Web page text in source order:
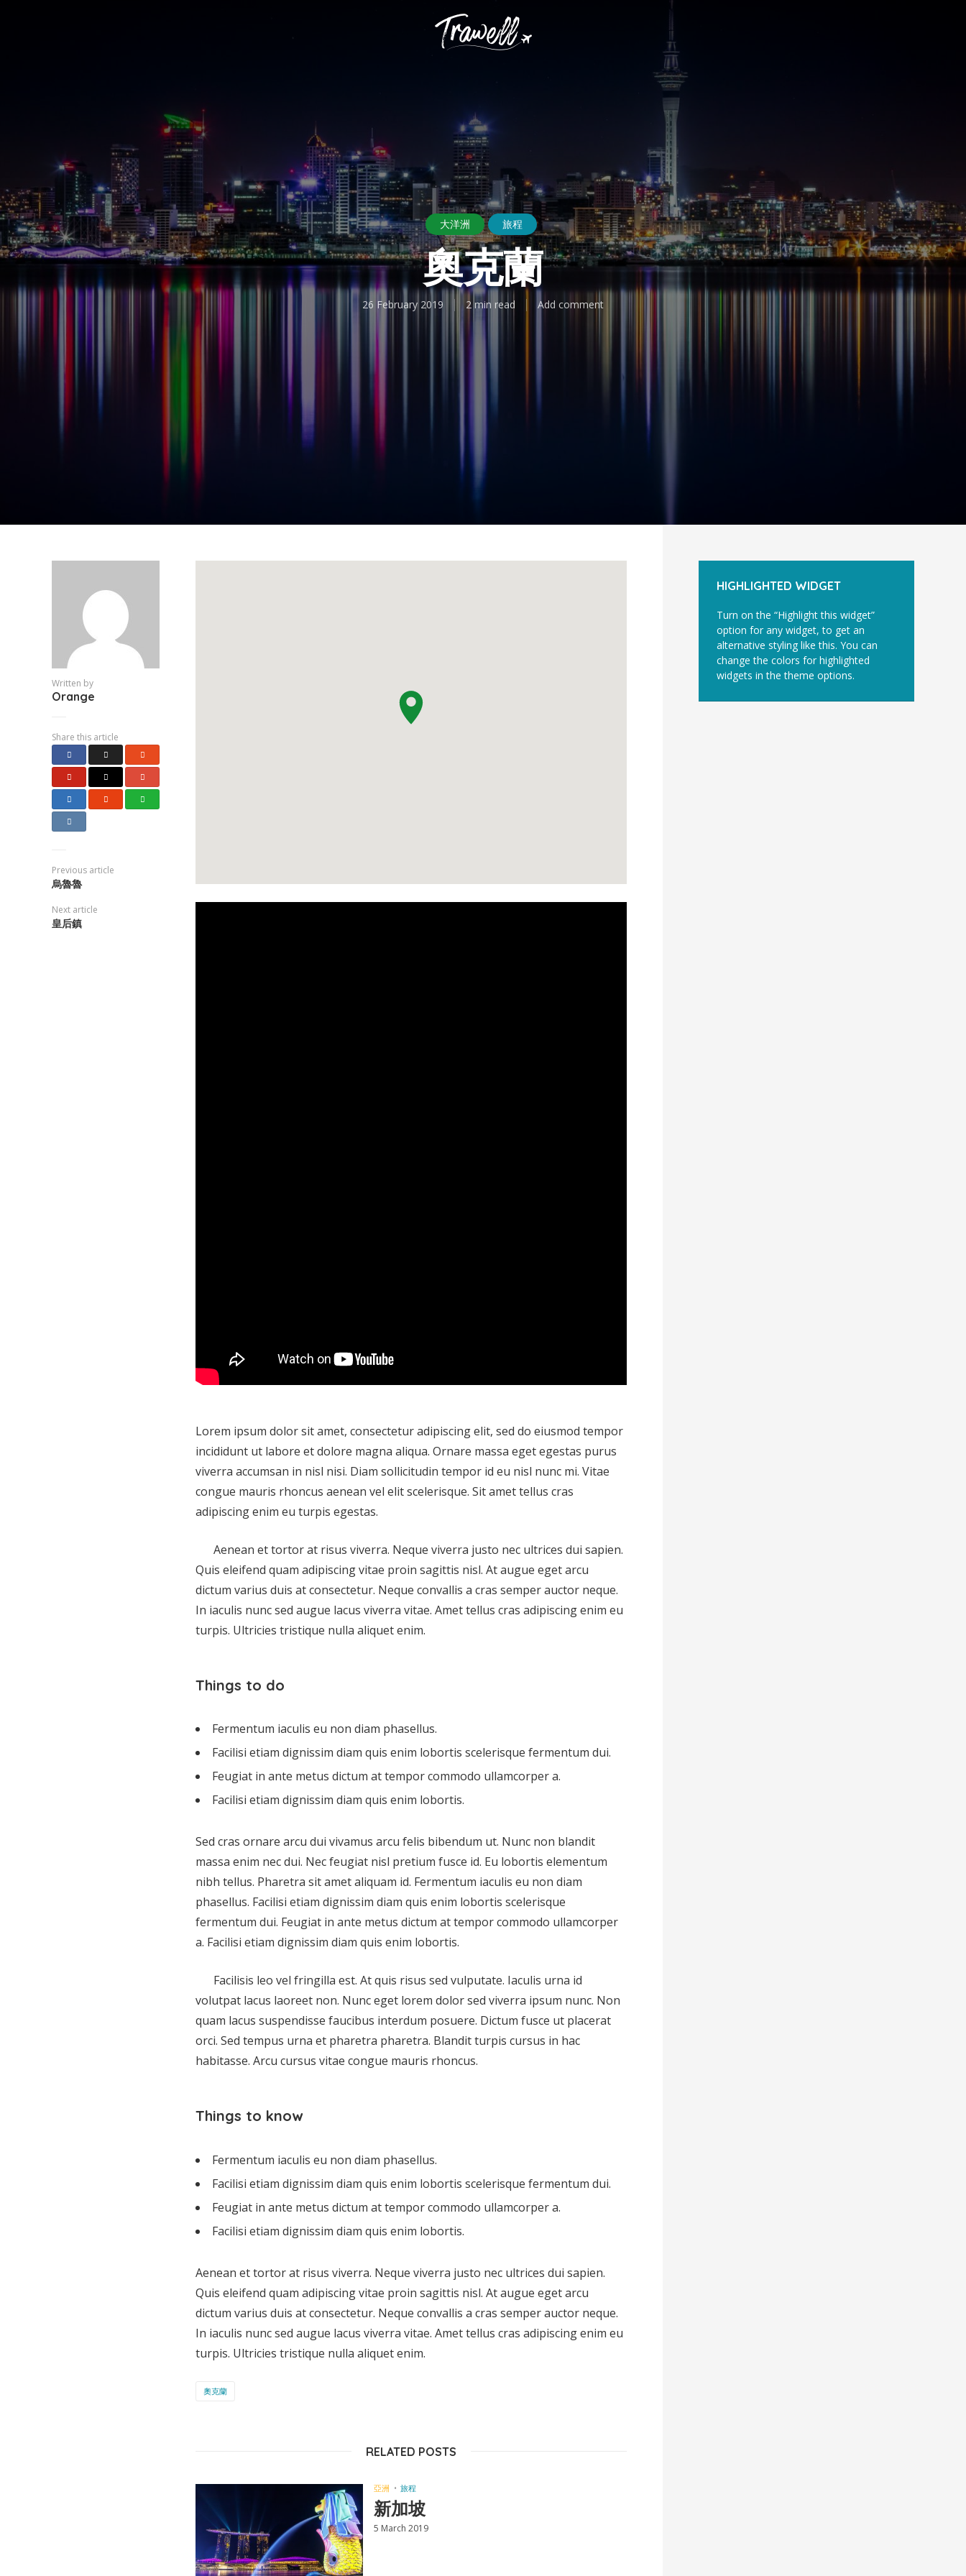
大洋洲 旅程
奧克蘭
26 February 2019 2 min read Add comment
Written by
Orange
Share this article
Previous article
烏魯魯
Next article
皇后鎮
Lorem ipsum dolor sit amet, consectetur adipiscing elit, sed do eiusmod tempor
incididunt ut labore et dolore magna aliqua. Ornare massa eget egestas purus
viverra accumsan in nisl nisi. Diam sollicitudin tempor id eu nisl nunc mi. Vitae
congue mauris rhoncus aenean vel elit scelerisque. Sit amet tellus cras
adipiscing enim eu turpis egestas.
Aenean et tortor at risus viverra. Neque viverra justo nec ultrices dui sapien.
Quis eleifend quam adipiscing vitae proin sagittis nisl. At augue eget arcu
dictum varius duis at consectetur. Neque convallis a cras semper auctor neque.
In iaculis nunc sed augue lacus viverra vitae. Amet tellus cras adipiscing enim eu
turpis. Ultricies tristique nulla aliquet enim.
Things to do
Fermentum iaculis eu non diam phasellus.
Facilisi etiam dignissim diam quis enim lobortis scelerisque fermentum dui.
Feugiat in ante metus dictum at tempor commodo ullamcorper a.
Facilisi etiam dignissim diam quis enim lobortis.
Sed cras ornare arcu dui vivamus arcu felis bibendum ut. Nunc non blandit
massa enim nec dui. Nec feugiat nisl pretium fusce id. Eu lobortis elementum
nibh tellus. Pharetra sit amet aliquam id. Fermentum iaculis eu non diam
phasellus. Facilisi etiam dignissim diam quis enim lobortis scelerisque
fermentum dui. Feugiat in ante metus dictum at tempor commodo ullamcorper
a. Facilisi etiam dignissim diam quis enim lobortis.
Facilisis leo vel fringilla est. At quis risus sed vulputate. Iaculis urna id
volutpat lacus laoreet non. Nunc eget lorem dolor sed viverra ipsum nunc. Non
quam lacus suspendisse faucibus interdum posuere. Dictum fusce ut placerat
orci. Sed tempus urna et pharetra pharetra. Blandit turpis cursus in hac
habitasse. Arcu cursus vitae congue mauris rhoncus.
Things to know
Fermentum iaculis eu non diam phasellus.
Facilisi etiam dignissim diam quis enim lobortis scelerisque fermentum dui.
Feugiat in ante metus dictum at tempor commodo ullamcorper a.
Facilisi etiam dignissim diam quis enim lobortis.
Aenean et tortor at risus viverra. Neque viverra justo nec ultrices dui sapien.
Quis eleifend quam adipiscing vitae proin sagittis nisl. At augue eget arcu
dictum varius duis at consectetur. Neque convallis a cras semper auctor neque.
In iaculis nunc sed augue lacus viverra vitae. Amet tellus cras adipiscing enim eu
turpis. Ultricies tristique nulla aliquet enim.
奧克蘭
RELATED POSTS
亞洲 旅程
新加坡
5 March 2019
HIGHLIGHTED WIDGET
Turn on the “Highlight this widget”
option for any widget, to get an
alternative styling like this. You can
change the colors for highlighted
widgets in the theme options.